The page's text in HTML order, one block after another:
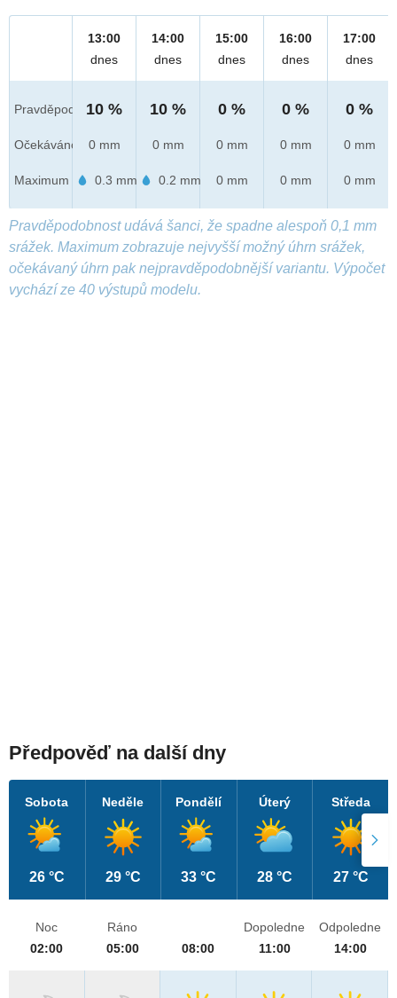
Pravděpod.
Očekáváno
Maximum
13:00
dnes
10 %
0 mm
0.3 mm
14:00
dnes
10 %
0 mm
0.2 mm
15:00
dnes
0 %
0 mm
0 mm
16:00
dnes
0 %
0 mm
0 mm
17:00
dnes
0 %
0 mm
0 mm
Pravděpodobnost udává šanci, že spadne alespoň 0,1 mm
srážek. Maximum zobrazuje nejvyšší možný úhrn srážek,
očekávaný úhrn pak nejpravděpodobnější variantu. Výpočet
vychází ze 40 výstupů modelu.
Předpověď na další dny
Sobota
26 °C
Neděle
29 °C
Pondělí
33 °C
Úterý
28 °C
Středa
27 °C
Noc
02:00
Ráno
05:00
08:00
Dopoledne
11:00
Odpoledne
14:00